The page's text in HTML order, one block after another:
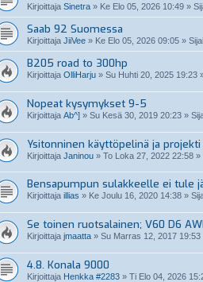
Kirjoittaja Sinetra » Ke Elo 05, 2026 10:49 »
Saab 92 Suomessa
Kirjoittaja JiiVee » Ke Elo 05, 2026 09:05 »
B205 road to 300hp
Kirjoittaja OlliHarju » Su Huhti 20, 2025 19:23
Nopeat kysymykset 9-5
Kirjoittaja Ab^] » Su Kesä 30, 2019 20:23 »
Ysitonninen käyttöpelinä ja projekti
Kirjoittaja Janinou » To Loka 27, 2022 22:58 »
Bensapumpun sulakkeelle ei tule
Kirjoittaja illias » Ke Joulu 16, 2020 14:38 »
Se toinen ruotsalainen; V60 D6
Kirjoittaja jmaatta » Su Marras 12, 2017 19:53
4.8. Konala 9000
Kirjoittaja Henkka #2283 » Ti Elo 04, 2026